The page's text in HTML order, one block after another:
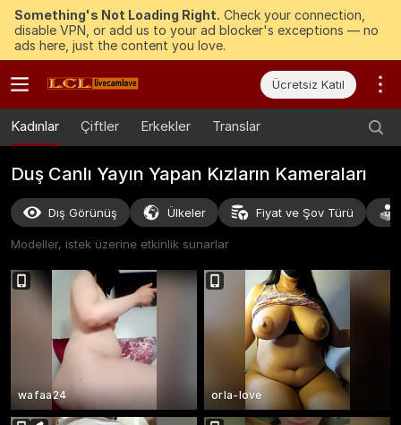
Something's Not Loading Right. Check your connection,
disable VPN, or add us to your ad blocker's exceptions — no
ads here, just the content you love.
Ücretsiz Katıl
Kadınlar Çiftler Erkekler Translar
Duş Canlı Yayın Yapan Kızların Kameraları
Dış Görünüş Ülkeler Fiyat ve Şov Türü
Modeller, istek üzerine etkinlik sunarlar
wafaa24 orla-love